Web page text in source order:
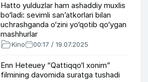
Hatto yulduzlar ham ashaddiy muxlis
bo‘ladi: sevimli san’atkorlari bilan
uchrashganda o‘zini yo‘qotib qo‘ygan
mashhurlar
Kino 00:17 / 19.07.2025
Enn Heteuey “Qattiqqo‘l xonim”
filmining davomida suratga tushadi